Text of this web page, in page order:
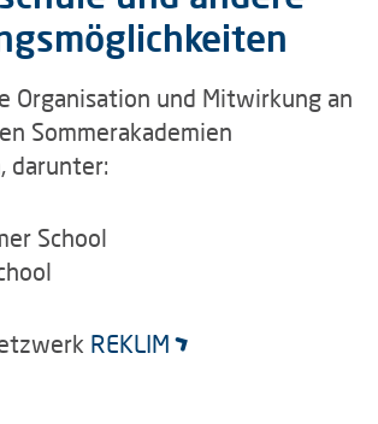
Organisation und Mitwirkung an
Sommerakademien
darunter:
School
REKLIM